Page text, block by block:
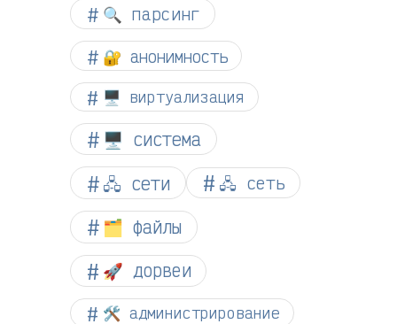
🔍 парсинг
🔐 анонимность
🖥️ виртуализация
🖥️ система
🖧 сети
🖧 сеть
🗂️ файлы
🚀 дорвеи
🛠️ администрирование